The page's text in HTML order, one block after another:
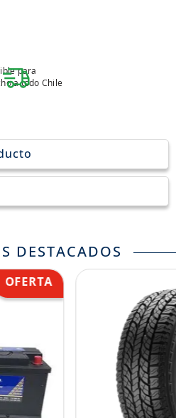
para
a todo Chile
DESTACADOS